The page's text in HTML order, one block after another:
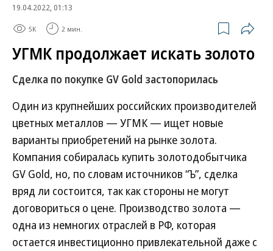
19.04.2022, 01:13
5K 2 мин.
УГМК продолжает искать золото
Сделка по покупке GV Gold застопорилась
Один из крупнейших российских производителей
цветных металлов — УГМК — ищет новые
варианты приобретений на рынке золота.
Компания собиралась купить золотодобытчика
GV Gold, но, по словам источников “Ъ”, сделка
вряд ли состоится, так как стороны не могут
договориться о цене. Производство золота —
одна из немногих отраслей в РФ, которая
остается инвестиционно привлекательной даже с